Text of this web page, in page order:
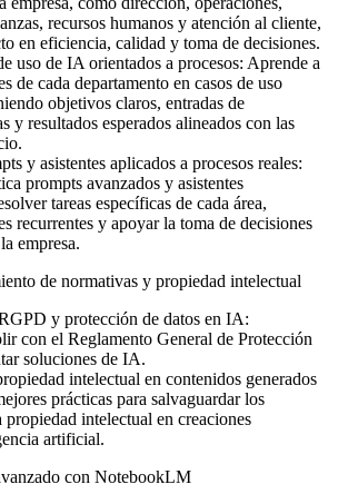
recursos humanos y atención al cliente,
en eficiencia, calidad y toma de decisiones.
uso de IA orientados a procesos: Aprende a
de cada departamento en casos de uso
objetivos claros, entradas de
y resultados esperados alineados con las
y asistentes aplicados a procesos reales:
prompts avanzados y asistentes
tareas específicas de cada área,
recurrentes y apoyar la toma de decisiones
empresa.
de normativas y propiedad intelectual
y protección de datos en IA:
con el Reglamento General de Protección
soluciones de IA.
intelectual en contenidos generados
prácticas para salvaguardar los
propiedad intelectual en creaciones
artificial.
con NotebookLM